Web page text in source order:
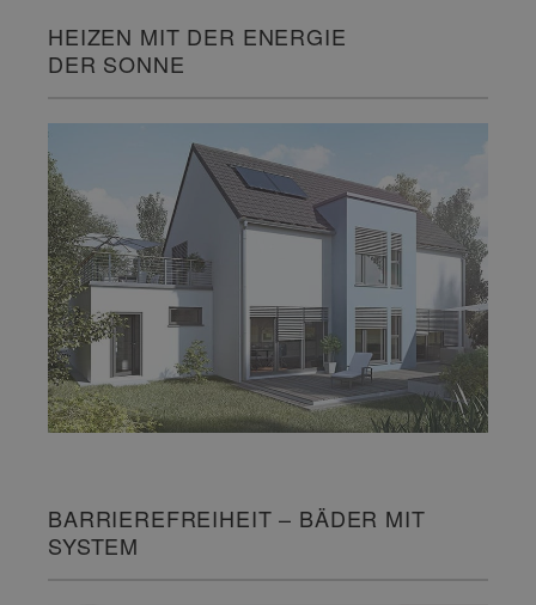
HEIZEN MIT DER ENERGIE
DER SONNE
BARRIEREFREIHEIT – BÄDER MIT
SYSTEM